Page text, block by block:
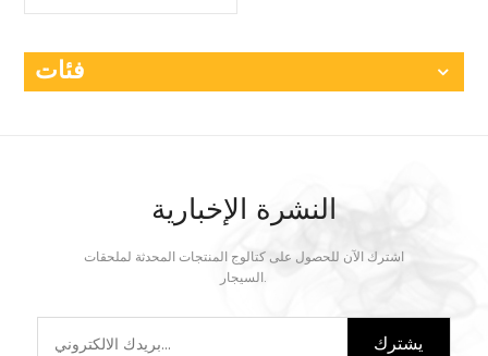
فئات
النشرة الإخبارية
اشترك الآن للحصول على كتالوج المنتجات المحدثة لملحقات
السيجار.
يشترك